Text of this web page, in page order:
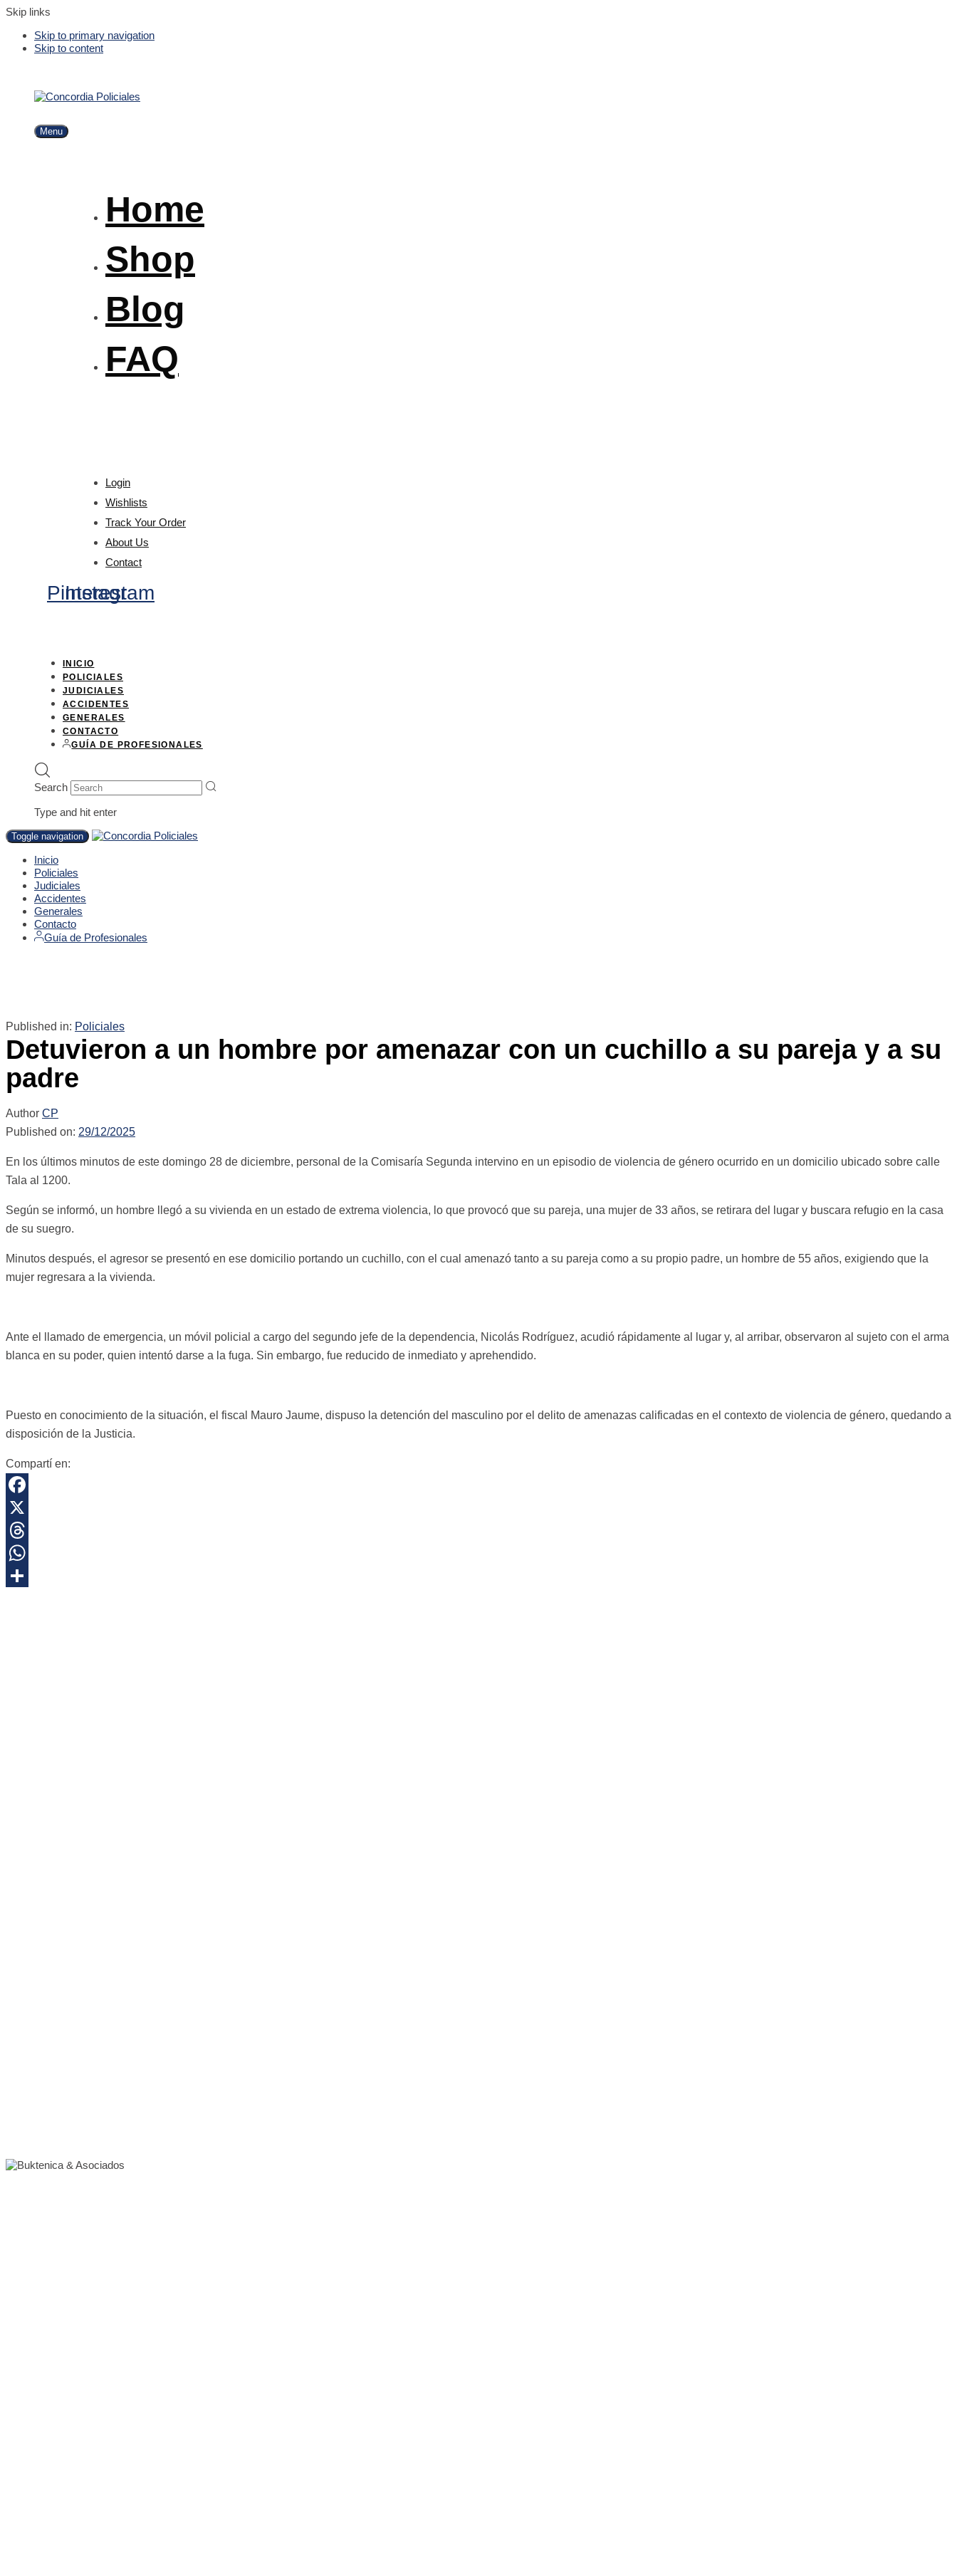
Skip links
Skip to primary navigation
Skip to content
Menu
Home
Shop
Blog
FAQ
Login
Wishlists
Track Your Order
About Us
Contact
Pinterest
Instagram
INICIO
POLICIALES
JUDICIALES
ACCIDENTES
GENERALES
CONTACTO
GUÍA DE PROFESIONALES
Search
Type and hit enter
Toggle navigation
Inicio
Policiales
Judiciales
Accidentes
Generales
Contacto
Guía de Profesionales
Published in: Policiales
Detuvieron a un hombre por amenazar con un cuchillo a su pareja y a su
padre
Author CP
Published on: 29/12/2025
En los últimos minutos de este domingo 28 de diciembre, personal de la Comisaría Segunda intervino en un episodio de violencia de género ocurrido en un domicilio ubicado sobre calle
Tala al 1200.
Según se informó, un hombre llegó a su vivienda en un estado de extrema violencia, lo que provocó que su pareja, una mujer de 33 años, se retirara del lugar y buscara refugio en la casa
de su suegro.
Minutos después, el agresor se presentó en ese domicilio portando un cuchillo, con el cual amenazó tanto a su pareja como a su propio padre, un hombre de 55 años, exigiendo que la
mujer regresara a la vivienda.
Ante el llamado de emergencia, un móvil policial a cargo del segundo jefe de la dependencia, Nicolás Rodríguez, acudió rápidamente al lugar y, al arribar, observaron al sujeto con el arma
blanca en su poder, quien intentó darse a la fuga. Sin embargo, fue reducido de inmediato y aprehendido.
Puesto en conocimiento de la situación, el fiscal Mauro Jaume, dispuso la detención del masculino por el delito de amenazas calificadas en el contexto de violencia de género, quedando a
disposición de la Justicia.
Compartí en:
Facebook
X
Threads
WhatsApp